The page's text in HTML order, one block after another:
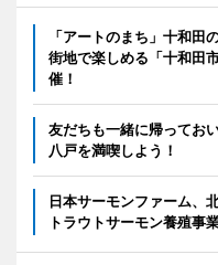
「アートのまち」十和
街地で楽しめる「十和田
催！
友だちも一緒に帰ってお
八戸を満喫しよう！
日本サーモンファーム、
トラウトサーモン養殖事